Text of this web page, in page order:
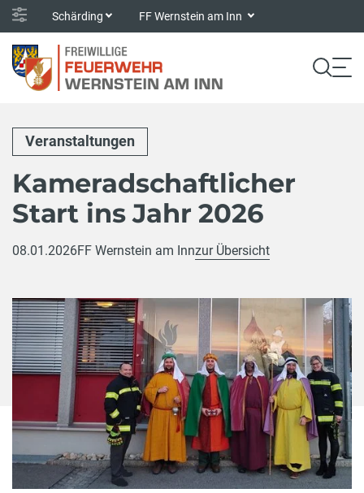
Schärding FF Wernstein am Inn
Veranstaltungen
Kameradschaftlicher
Start ins Jahr 2026
08.01.2026FF Wernstein am Innzur Übersicht